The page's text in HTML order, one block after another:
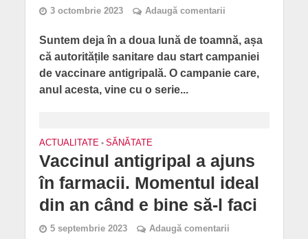
3 octombrie 2023 Adaugă comentarii
Suntem deja în a doua lună de toamnă, așa
că autoritățile sanitare dau start campaniei
de vaccinare antigripală. O campanie care,
anul acesta, vine cu o serie...
ACTUALITATE • SĂNĂTATE
Vaccinul antigripal a ajuns
în farmacii. Momentul ideal
din an când e bine să-l faci
5 septembrie 2023 Adaugă comentarii